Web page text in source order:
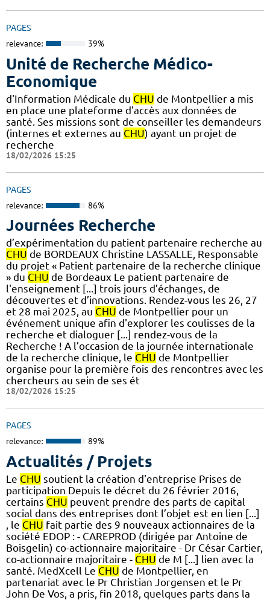
PAGES
relevance: 39%
Unité de Recherche Médico-
Economique
d'Information Médicale du CHU de Montpellier a mis
en place une plateforme d'accès aux données de
santé. Ses missions sont de conseiller les demandeurs
(internes et externes au CHU) ayant un projet de
recherche
18/02/2026 15:25
PAGES
relevance: 86%
Journées Recherche
d’expérimentation du patient partenaire recherche au
CHU de BORDEAUX Christine LASSALLE, Responsable
du projet « Patient partenaire de la recherche clinique
» du CHU de Bordeaux Le patient partenaire de
l'enseignement [...] trois jours d’échanges, de
découvertes et d’innovations. Rendez-vous les 26, 27
et 28 mai 2025, au CHU de Montpellier pour un
événement unique afin d'explorer les coulisses de la
recherche et dialoguer [...] rendez-vous de la
Recherche ! A l’occasion de la journée internationale
de la recherche clinique, le CHU de Montpellier
organise pour la première fois des rencontres avec les
chercheurs au sein de ses ét
18/02/2026 15:25
PAGES
relevance: 89%
Actualités / Projets
Le CHU soutient la création d'entreprise Prises de
participation Depuis le décret du 26 février 2016,
certains CHU peuvent prendre des parts de capital
social dans des entreprises dont l’objet est en lien [...]
, le CHU fait partie des 9 nouveaux actionnaires de la
société EDOP : - CAREPROD (dirigée par Antoine de
Boisgelin) co-actionnaire majoritaire - Dr César Cartier,
co-actionnaire majoritaire - CHU de M [...] lien avec la
santé. MedXcell Le CHU de Montpellier, en
partenariat avec le Pr Christian Jorgensen et le Pr
John De Vos, a pris, fin 2018, quelques parts dans la